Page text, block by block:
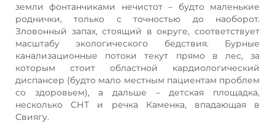
земли фонтанчиками нечистот – будто маленькие
роднички, только с точностью до наоборот.
Зловонный запах, стоящий в округе, соответствует
масштабу экологического бедствия. Бурные
канализационные потоки текут прямо в лес, за
которым стоит областной кардиологический
диспансер (будто мало местным пациентам проблем
со здоровьем), а дальше – детская площадка,
несколько СНТ и речка Каменка, впадающая в
Свиягу.